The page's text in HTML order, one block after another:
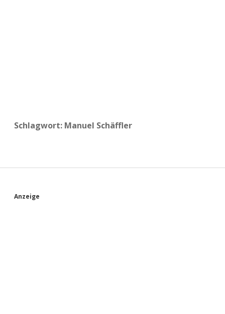
Schlagwort: Manuel Schäffler
S
Anzeige